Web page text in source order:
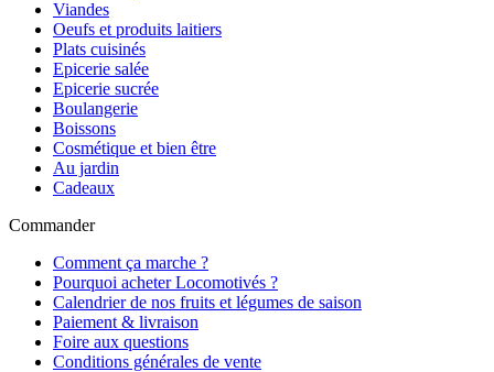
Viandes
Oeufs et produits laitiers
Plats cuisinés
Epicerie salée
Epicerie sucrée
Boulangerie
Boissons
Cosmétique et bien être
Au jardin
Cadeaux
Commander
Comment ça marche ?
Pourquoi acheter Locomotivés ?
Calendrier de nos fruits et légumes de saison
Paiement & livraison
Foire aux questions
Conditions générales de vente